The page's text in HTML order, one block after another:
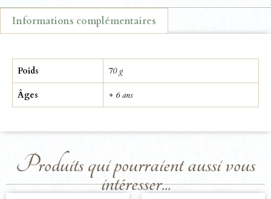
Informations complémentaires
Poids 70 g
Âges + 6 ans
Produits qui pourraient aussi vous
intéresser...